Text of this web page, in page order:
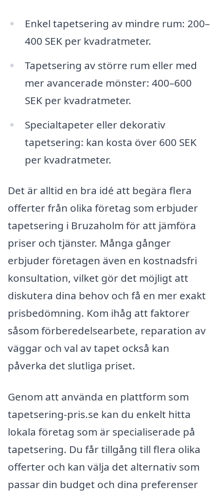
Enkel tapetsering av mindre rum: 200–
400 SEK per kvadratmeter.
Tapetsering av större rum eller med
mer avancerade mönster: 400–600
SEK per kvadratmeter.
Specialtapeter eller dekorativ
tapetsering: kan kosta över 600 SEK
per kvadratmeter.
Det är alltid en bra idé att begära flera
offerter från olika företag som erbjuder
tapetsering i Bruzaholm för att jämföra
priser och tjänster. Många gånger
erbjuder företagen även en kostnadsfri
konsultation, vilket gör det möjligt att
diskutera dina behov och få en mer exakt
prisbedömning. Kom ihåg att faktorer
såsom förberedelsearbete, reparation av
väggar och val av tapet också kan
påverka det slutliga priset.
Genom att använda en plattform som
tapetsering-pris.se kan du enkelt hitta
lokala företag som är specialiserade på
tapetsering. Du får tillgång till flera olika
offerter och kan välja det alternativ som
passar din budget och dina preferenser